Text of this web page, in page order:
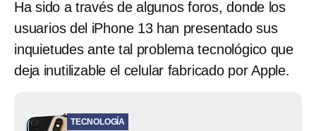
Ha sido a través de algunos foros, donde los
usuarios del iPhone 13 han presentado sus
inquietudes ante tal problema tecnológico que
deja inutilizable el celular fabricado por Apple.
TECNOLOGÍA